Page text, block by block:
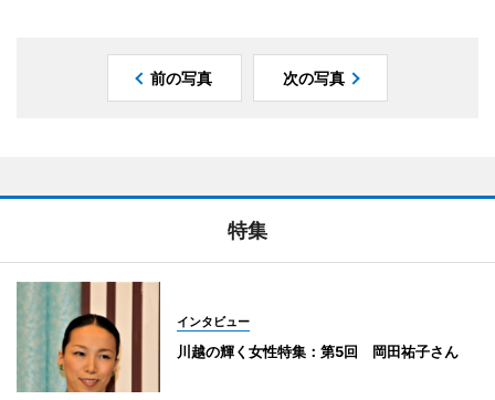
前の写真 次の写真
特集
インタビュー
川越の輝く女性特集：第5回 岡田祐子さん